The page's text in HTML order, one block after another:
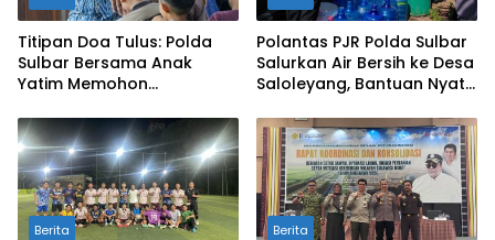
Titipan Doa Tulus: Polda
Sulbar Bersama Anak
Yatim Memohon
Negeri
Polantas PJR Polda Sulbar
Salurkan Air Bersih ke Desa
Saloleyang, Bantuan Nyata
Berita Berita